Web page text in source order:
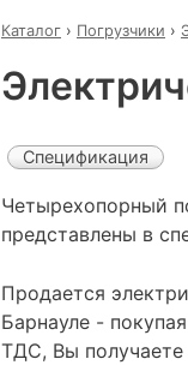
Каталог › Погрузчики ›
Спецификация
Четырехопорный
представлены в
Продается
Барнауле -
ТДС, Вы получаете